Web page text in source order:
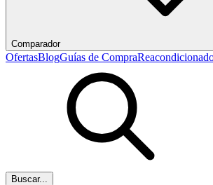
Comparador
OfertasBlogGuías de Compra
Buscar...